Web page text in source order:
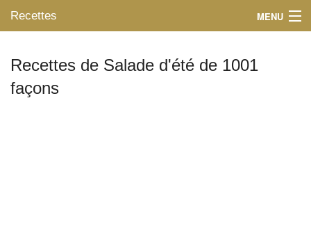
Recettes MENU
Mes blogs préférés
Recettes de Salade d'été de 1001
façons